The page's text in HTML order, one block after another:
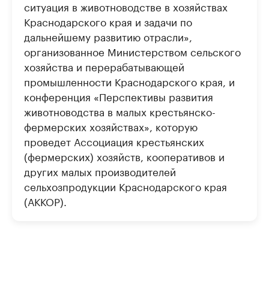
ситуация в животноводстве в хозяйствах
Краснодарского края и задачи по
дальнейшему развитию отрасли»,
организованное Министерством сельского
хозяйства и перерабатывающей
промышленности Краснодарского края, и
конференция «Перспективы развития
животноводства в малых крестьянско-
фермерских хозяйствах», которую
проведет Ассоциация крестьянских
(фермерских) хозяйств, кооперативов и
других малых производителей
сельхозпродукции Краснодарского края
(АККОР).